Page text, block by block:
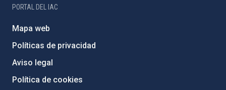
PORTAL DEL IAC
Mapa web
Políticas de privacidad
Aviso legal
Política de cookies